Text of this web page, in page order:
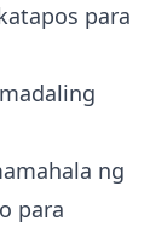
para
ng
para